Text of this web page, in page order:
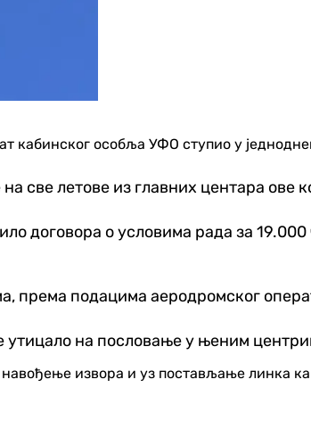
кабинског особља УФО ступио у
све летове из главних центара ове
договора о условима рада за
према подацима аеродромског
утицало на пословање у њеним
извора и уз постављање линка